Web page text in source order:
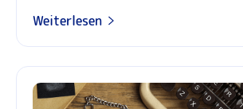
Weiterlesen